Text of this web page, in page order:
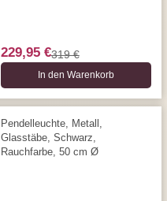
229,95 €319 €
In den Warenkorb
Pendelleuchte, Metall,
Glasstäbe, Schwarz,
Rauchfarbe, 50 cm Ø